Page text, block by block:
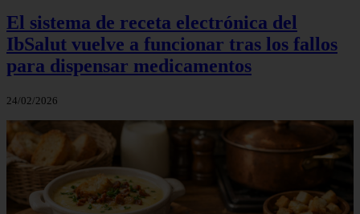
El sistema de receta electrónica del
IbSalut vuelve a funcionar tras los fallos
para dispensar medicamentos
24/02/2026